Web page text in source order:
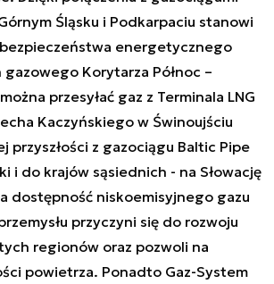
Śląsku i Podkarpaciu stanowi
energetycznego
gazowego Korytarza Północ –
przesyłać gaz z Terminala LNG
Kaczyńskiego w Świnoujściu
przyszłości z gazociągu Baltic Pipe
i do krajów sąsiednich - na Słowację
dostępność niskoemisyjnego gazu
przyczyni się do rozwoju
regionów oraz pozwoli na
powietrza. Ponadto Gaz-System